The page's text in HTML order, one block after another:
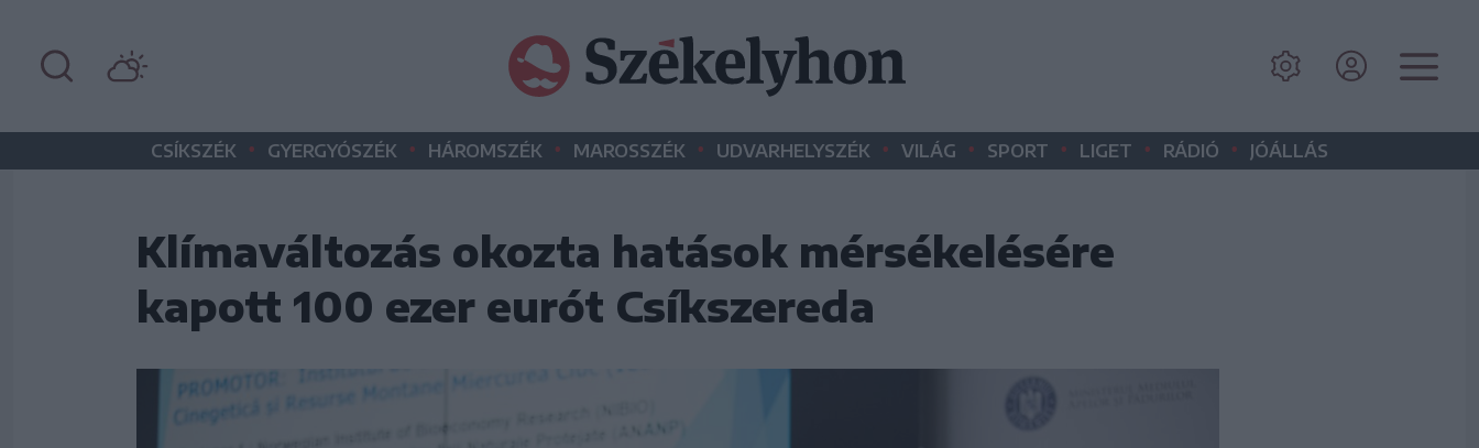
CSÍKSZÉK • GYERGYÓSZÉK • HÁROMSZÉK • MAROSSZÉK • UDVARHELYSZÉK • VILÁG • SPORT • LIGET • RÁDIÓ • JÓÁLLÁS
Klímaváltozás okozta hatások mérsékelésére
kapott 100 ezer eurót Csíkszereda